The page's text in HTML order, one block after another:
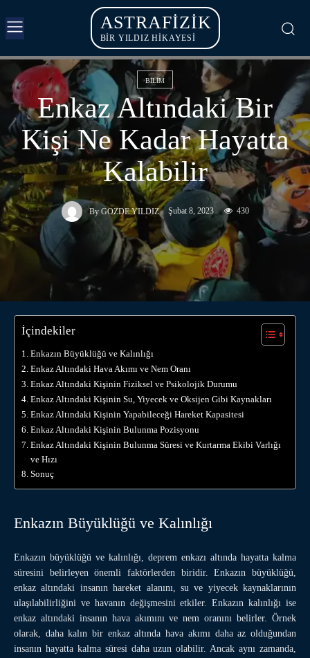
ASTRAFIZIK
BİR YILDIZ HİKAYESİ
BILIM
Enkaz Altındaki Bir
Kişi Ne Kadar Hayatta
Kalabilir
By GOZDE YILDIZ Şubat 8, 2023 430
İçindekiler
Enkazın Büyüklüğü ve Kalınlığı
Enkaz Altındaki Hava Akımı ve Nem Oranı
Enkaz Altındaki Kişinin Fiziksel ve Psikolojik Durumu
Enkaz Altındaki Kişinin Su, Yiyecek ve Oksijen Gibi Kaynakları
Enkaz Altındaki Kişinin Yapabileceği Hareket Kapasitesi
Enkaz Altındaki Kişinin Bulunma Pozisyonu
Enkaz Altındaki Kişinin Bulunma Süresi ve Kurtarma Ekibi Varlığı
ve Hızı
Sonuç
Enkazın Büyüklüğü ve Kalınlığı
Enkazın büyüklüğü ve kalınlığı, deprem enkazı altında hayatta kalma
süresini belirleyen önemli faktörlerden biridir. Enkazın büyüklüğü,
enkaz altındaki insanın hareket alanını, su ve yiyecek kaynaklarının
ulaşılabilirliğini ve havanın değişmesini etkiler. Enkazın kalınlığı ise
enkaz altındaki insanın hava akımını ve nem oranını belirler. Örnek
olarak, daha kalın bir enkaz altında hava akımı daha az olduğundan
insanın hayatta kalma süresi daha uzun olabilir. Ancak aynı zamanda,